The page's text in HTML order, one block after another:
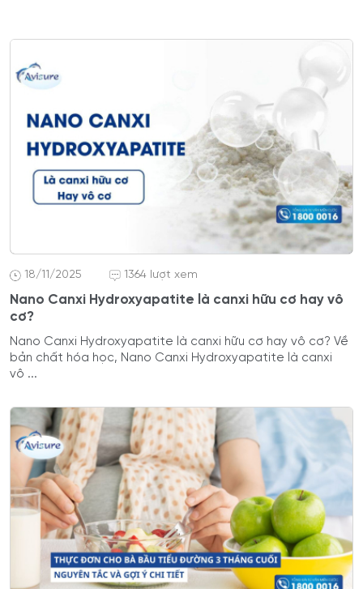
18/11/2025 1364 lượt xem
Nano Canxi Hydroxyapatite là canxi hữu cơ hay vô
cơ?
Nano Canxi Hydroxyapatite là canxi hữu cơ hay vô cơ? Về
bản chất hóa học, Nano Canxi Hydroxyapatite là canxi
vô ...